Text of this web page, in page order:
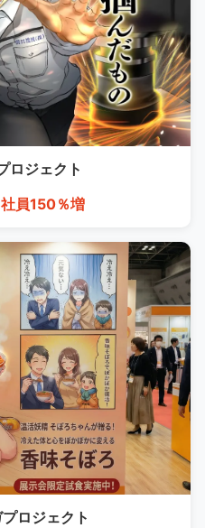
ロジェクト
員150％増
プロジェクト